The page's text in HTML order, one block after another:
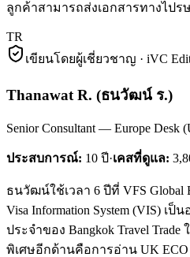
ลูกค้าสามารถส่งเอกสารทางไปร
TR
เขียนโดยผู้เชี่ยวชาญ · iVC
Thanawat R. (ธนวัฒน์ ร.)
Senior Consultant — Europe Desk
ประสบการณ์: 10 ปี·เคสที่ดูแล:
ธนวัฒน์ใช้เวลา 6 ปีที่ VFS Global
Visa Information System (VIS)
ประจำของ Bangkok Travel
พิเศษอีกด้านคือการอ่าน UK ECO